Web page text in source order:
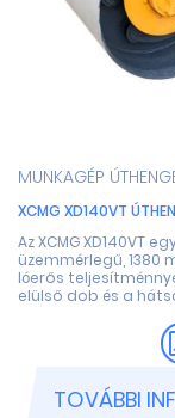
MUNKAGÉP
XCMG XD140VT
Az XCMG XD140VT
üzemmérlegű, 1380
lóerős
elülső dob és a
TOVÁBBI